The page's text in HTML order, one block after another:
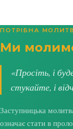
ПОТРІБНА
Ми
«Просіть, і
стукайте, і
Заступницька
означає стати в